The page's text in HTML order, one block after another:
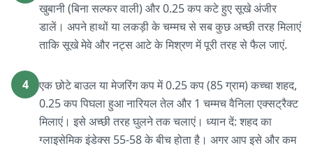
खुबानी (बिना सल्फर वाली) और 0.25 कप कटे हुए सूखे अंजीर
डालें। अपने हाथों या लकड़ी के चम्मच से सब कुछ अच्छी तरह मिलाएं
ताकि सूखे मेवे और नट्स आटे के मिश्रण में पूरी तरह से फैल जाएं.
4
एक छोटे बाउल या मेजरिंग कप में 0.25 कप (85 ग्राम) कच्चा शहद,
0.25 कप पिघला हुआ नारियल तेल और 1 चम्मच वैनिला एक्सट्रैक्ट
मिलाएं। इसे अच्छी तरह घुलने तक चलाएं। ध्यान दें: शहद का
ग्लाइसेमिक इंडेक्स 55-58 के बीच होता है। अगर आप इसे और कम